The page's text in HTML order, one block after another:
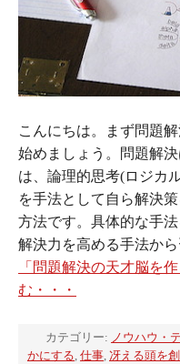
こんにちは。まず問題
始めましょう。問題解
は、論理的思考(ロジカ
を手法として自ら解決
方法です。具体的な手
解決力を高める手法か
「問題解決の天才脳を
む・・・
カテゴリー: ノウハウ・
かにする, 仕事, 冴える頭を